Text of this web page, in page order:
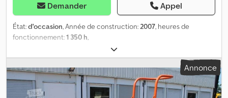
Demander Appel
État:d'occasion, Année de construction:2007, heures de
fonctionnement:1 350 h,
Annonce